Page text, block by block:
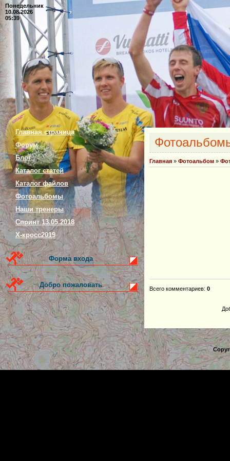
Понедельник
10.08.2026
05:39
Главная страница
Форум
Блог
Каталог статей
Каталог файлов
Фотоальбомы
Наши тренеры
Спринт 13.05.2018
Х-кросс2019
Форма входа
Добро пожаловать
Главная » Фотоальбом »
Всего комментариев: 0